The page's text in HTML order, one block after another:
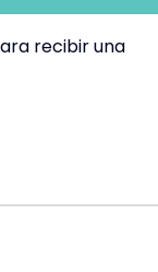
recibir una